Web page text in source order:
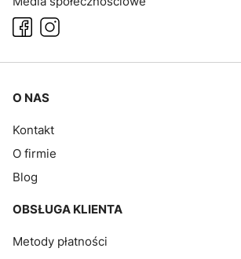
Linki w stopce
O NAS
Kontakt
O firmie
Blog
OBSŁUGA KLIENTA
Metody płatności